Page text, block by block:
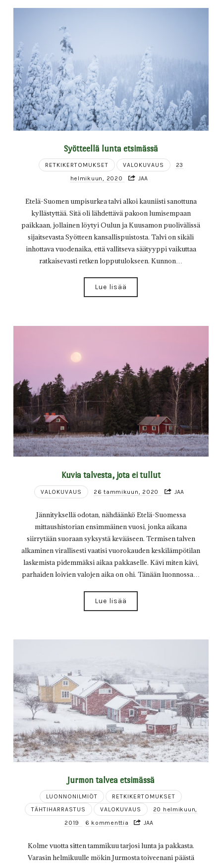
Syötteellä lunta etsimässä
RETKIKERTOMUKSET VALOKUVAUS
23
helmikuun, 2020
JAA
Etelä-Suomen umpisurkea talvi alkoi kauniisti sanottuna
kyllästyttää. Sitä oli lähdettävä pakoon lumisempaan
paikkaan, jollainen löytyi Oulun ja Kuusamon puolivälissä
sijaitsevasta Syötteen kansallispuistosta. Talvi on sikäli
inhottava vuodenaika, että vallitseva säätyyppi vaikuttaa
ratkaisevasti retken lopputulokseen. Kunnon…
Lue lisää
Kuvia talvesta, jota ei tullut
VALOKUVAUS 26 tammikuun, 2020 JAA
Jännityksellä odotan, nähdäänkö Etelä-Suomessa
mittaushistorian ensimmäinen vuosi, jonka aikana
siirrytään suoraan syksystä kevääseen. Termisen talven
alkaminen virallisesti vaatisi vuorokauden keskilämpötilan
laskemista pidemmäksi aikaa pakkaselle. Kävi miten kävi,
parhaiden loivien valojen aika on ohi. Tänään luonnossa…
Lue lisää
Jurmon talvea etsimässä
LUONNONILMIÖT
RETKIKERTOMUKSET
TÄHTIHARRASTUS
VALOKUVAUS
20 helmikuun,
2019
6 kommenttia JAA
Kolme vuotta sitten tammikuu tarjosi lunta ja pakkasta.
Varasin helmikuulle mökin Jurmosta toiveenani päästä